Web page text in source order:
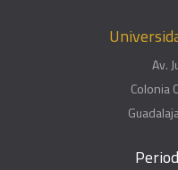
Av.
Colonia